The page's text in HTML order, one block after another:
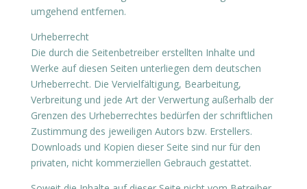
umgehend entfernen.
Urheberrecht
Die durch die Seitenbetreiber erstellten Inhalte und
Werke auf diesen Seiten unterliegen dem deutschen
Urheberrecht. Die Vervielfältigung, Bearbeitung,
Verbreitung und jede Art der Verwertung außerhalb der
Grenzen des Urheberrechtes bedürfen der schriftlichen
Zustimmung des jeweiligen Autors bzw. Erstellers.
Downloads und Kopien dieser Seite sind nur für den
privaten, nicht kommerziellen Gebrauch gestattet.